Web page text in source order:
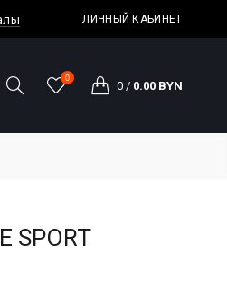
ЛИЧНЫЙ КАБИНЕТ
0
0 / 0.00 BYN
SPORT